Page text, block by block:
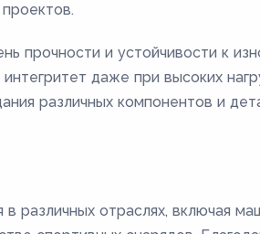
прочности и устойчивости к
даже при высоких
различных компонентов и
различных отраслях, включая